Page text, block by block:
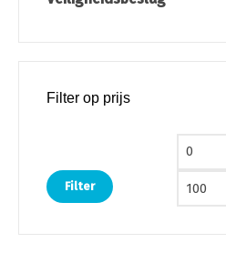
Filter op prijs
Min. prijs
Filter